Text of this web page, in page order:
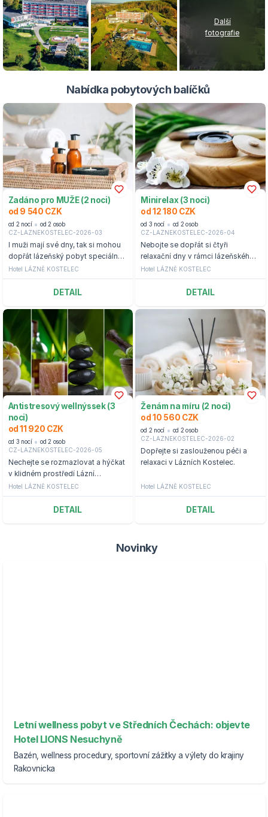
Další
fotografie
Nabídka pobytových balíčků
Zadáno pro MUŽE (2 noci)
od 9 540 CZK
od 2 nocí
od 2 osob
CZ-LAZNEKOSTELEC-2026-03
I muži mají své dny, tak si mohou
dopřát lázeňský pobyt speciálně
pro muže kousek od Zlína.
Hotel LÁZNĚ KOSTELEC
DETAIL
Minirelax (3 noci)
od 12 180 CZK
od 3 nocí
od 2 osob
CZ-LAZNEKOSTELEC-2026-04
Nebojte se dopřát si čtyři
relaxační dny v rámci lázeňského
wellness pobytu na hotelu Lázně
Kostelec.
Hotel LÁZNĚ KOSTELEC
DETAIL
Antistresový wellnýssek (3
noci)
od 11 920 CZK
od 3 nocí
od 2 osob
CZ-LAZNEKOSTELEC-2026-05
Nechejte se rozmazlovat a hýčkat
v klidném prostředí Lázní
Kostelec.
Hotel LÁZNĚ KOSTELEC
DETAIL
Ženám na míru (2 noci)
od 10 560 CZK
od 2 nocí
od 2 osob
CZ-LAZNEKOSTELEC-2026-02
Dopřejte si zaslouženou péči a
relaxaci v Lázních Kostelec.
Hotel LÁZNĚ KOSTELEC
DETAIL
Novinky
Letní wellness pobyt ve Středních Čechách: objevte
Hotel LIONS Nesuchyně
Bazén, wellness procedury, sportovní zážitky a výlety do krajiny
Rakovnicka